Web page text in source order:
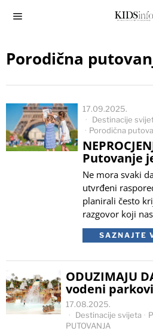
Porodična
17.09.2025.
Destinacije
· Porodična
Putovanje
Ne mora svaki
utvrđeni
planirali često
razgovor koji
SAZNAJTE
ODUZIMAJU
vodeni
17.08.2025.
Destinacije svijeta ·
PUTOVANJA